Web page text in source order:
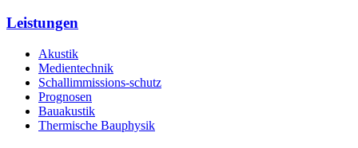
Leistungen
Akustik
Medientechnik
Schallimmissions-schutz
Prognosen
Bauakustik
Thermische Bauphysik